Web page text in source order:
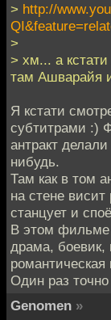
> http://
>
> хм... а
там Ашварайя
Я кстати
субтитрами :)
антракт
нибудь.
Там как в том
на стене
станцует и
В этом фильме
драма, боевик,
романтическая
Один раз
Genomen »